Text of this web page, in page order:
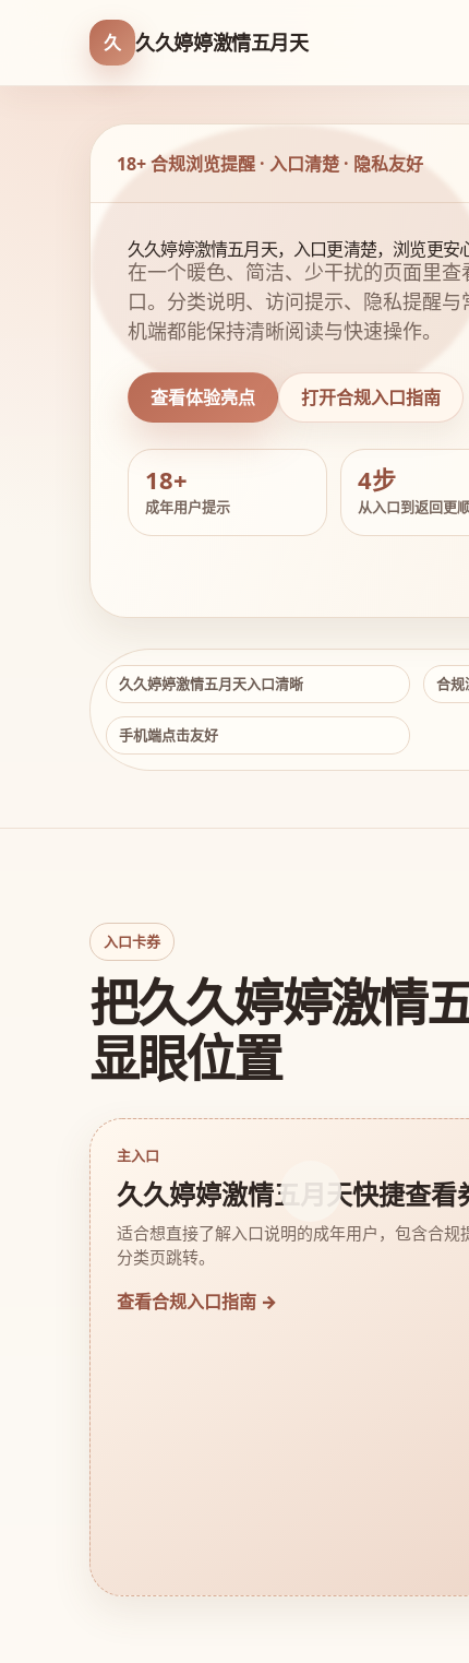
久 久久婷婷激情五月天
18+ 合规浏览提醒 · 入口清楚 · 隐私友好
久久婷婷激情五月天，入口更清楚，浏览更安
在一个暖色、简洁、少干扰的页面里
口。分类说明、访问提示、隐私提醒
机端都能保持清晰阅读与快速操作。
查看体验亮点 打开合规入口指南
18+
成年用户提示
4步
从入口到返回更
久久婷婷激情五月天入口清晰 合规
手机端点击友好
入口卡券
把久久婷婷激情
显眼位置
主入口
久久婷婷激情五月天快捷查看
适合想直接了解入口说明的成年用户，包含合规
分类页跳转。
查看合规入口指南 →